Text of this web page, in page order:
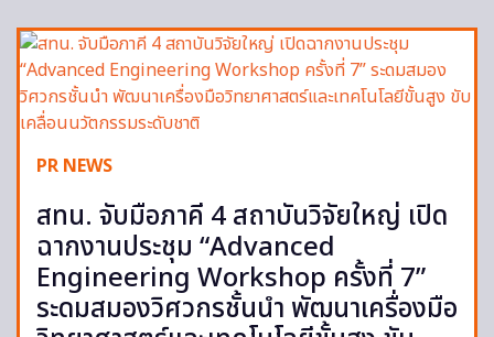
PR NEWS
สทน. จับมือภาคี 4 สถาบันวิจัยใหญ่ เปิด
ฉากงานประชุม “Advanced
Engineering Workshop ครั้งที่ 7”
ระดมสมองวิศวกรชั้นนำ พัฒนาเครื่องมือ